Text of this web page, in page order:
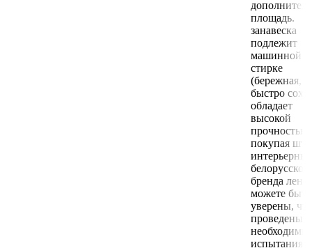
площадь.
занавеска
подлежит
машинной
стирке
(бережная,
быстро
обладает
высокой
прочностью.
покупая
интерьерные
бренда
можете быть
уверены, что
проведены
испытания,